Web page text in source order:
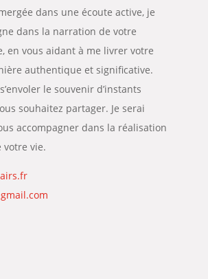
dans une écoute active, je
dans la narration de votre
en vous aidant à me livrer votre
authentique et significative.
le souvenir d’instants
souhaitez partager. Je serai
accompagner dans la réalisation
votre vie.